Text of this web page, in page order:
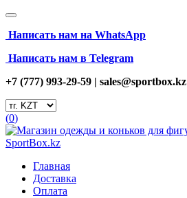
Написать нам на WhatsApp
Написать нам в Telegram
+7 (777) 993-29-59 | sales@sportbox.kz
(0)
Главная
Доставка
Оплата